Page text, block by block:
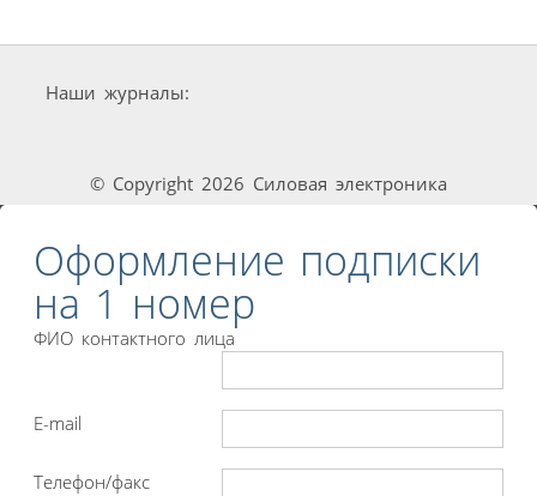
Наши журналы:
© Copyright 2026 Силовая электроника
Оформление подписки
на 1 номер
ФИО контактного лица
E-mail
Телефон/факс